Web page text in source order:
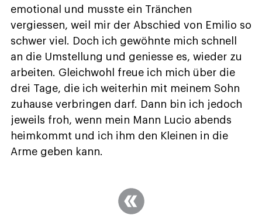
emotional und musste ein Tränchen
vergiessen, weil mir der Abschied von Emilio so
schwer viel. Doch ich gewöhnte mich schnell
an die Umstellung und geniesse es, wieder zu
arbeiten. Gleichwohl freue ich mich über die
drei Tage, die ich weiterhin mit meinem Sohn
zuhause verbringen darf. Dann bin ich jedoch
jeweils froh, wenn mein Mann Lucio abends
heimkommt und ich ihm den Kleinen in die
Arme geben kann.